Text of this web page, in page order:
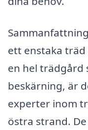
ett enstaka
en hel trädgård
beskärning, är
experter inom
östra strand.